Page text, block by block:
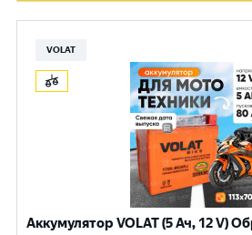
VOLAT
Аккумулятор VOLAT (5 Ач, 12 V)